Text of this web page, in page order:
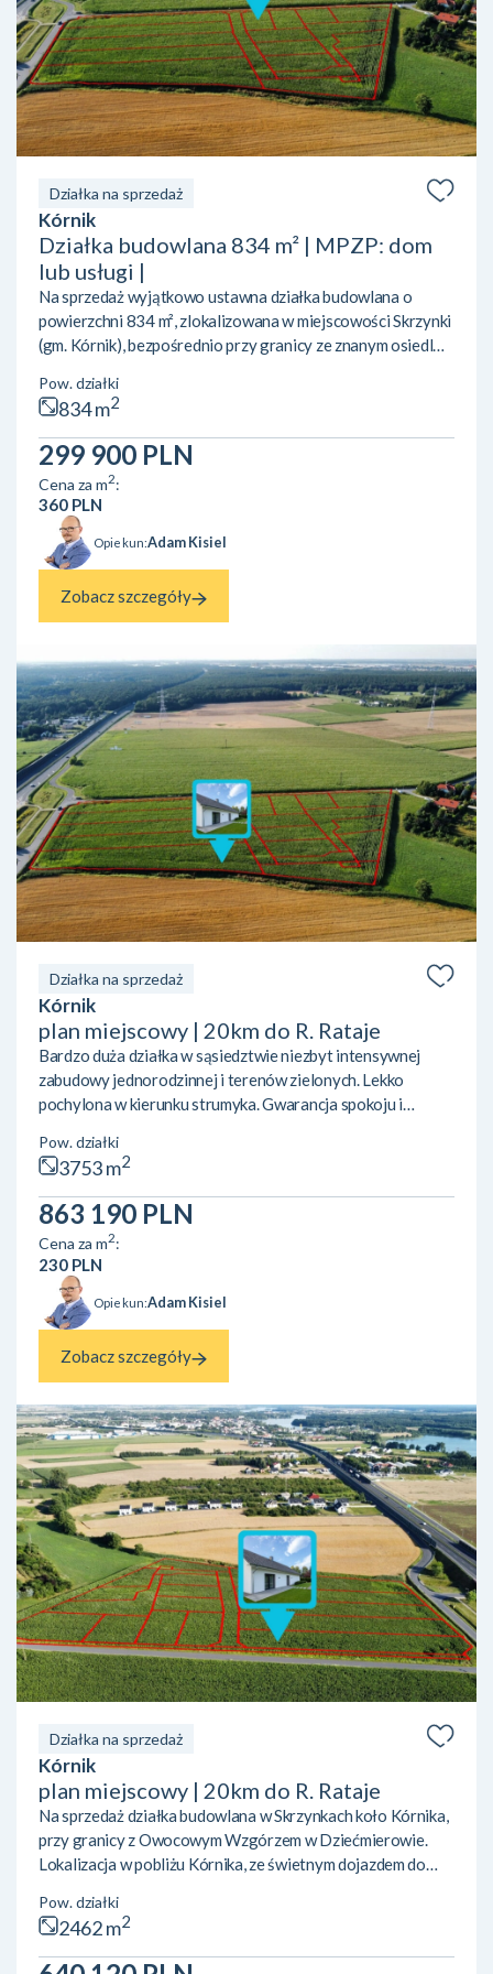
Działka na sprzedaż
Kórnik
Działka budowlana 834 m² | MPZP: dom
lub usługi |
Na sprzedaż wyjątkowo ustawna działka budowlana o
powierzchni 834 m², zlokalizowana w miejscowości Skrzynki
(gm. Kórnik), bezpośrednio przy granicy ze znanym osiedlem
zarówno pod budowę wymarzonego domu, jak i pod
inwestycję lub prowadzenie działalności gospodarczej.
LOKALIZACJA I OTOCZENIE:• Świetny dojazd do
Poznania oraz Kórnika dzięki bezpośredniemu sąsiedztwu
trasy S11.• Bliskość natury i rekreacji – w sąsiedztwie
tereny zielone ora...
Pow. działki
834 m2
299 900 PLN
Cena za m2:
360 PLN
Opiekun:Adam Kisiel
Zobacz szczegóły
Działka na sprzedaż
Kórnik
plan miejscowy | 20km do R. Rataje
Bardzo duża działka w sąsiedztwie niezbyt intensywnej
zabudowy jednorodzinnej i terenów zielonych. Lekko
pochylona w kierunku strumyka. Gwarancja spokoju i
koło Kórnika, przy granicy z Owocowym Wzgórzem w
Dziećmierowie. Lokalizacja w pobliżu Kórnika, ze świetnym
dojazdem do Poznania dzięki sąsiedztwu eski. W pobliżu
kilka jezior (Skrzyneckie Małe i Duże, Kórnickie) oraz tereny
zielone. Działka jest świeżo wydzielona i znajduje się na
tereni...
Pow. działki
3753 m2
863 190 PLN
Cena za m2:
230 PLN
Opiekun:Adam Kisiel
Zobacz szczegóły
Działka na sprzedaż
Kórnik
plan miejscowy | 20km do R. Rataje
Na sprzedaż działka budowlana w Skrzynkach koło Kórnika,
przy granicy z Owocowym Wzgórzem w Dziećmierowie.
Lokalizacja w pobliżu Kórnika, ze świetnym dojazdem do
(Skrzyneckie Małe i Duże, Kórnickie) oraz tereny zielone.
Działka jest świeżo wydzielono i znajduje się na terenie
objętym mpzp, z przeznaczeniem pod zabudowę
Pow. działki
2462 m2